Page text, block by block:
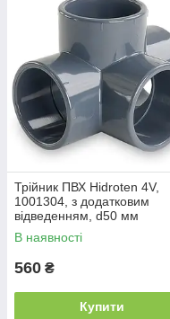
Трійник ПВХ Hidroten 4V,
1001304, з додатковим
відведенням, d50 мм
В наявності
560 ₴
Купити